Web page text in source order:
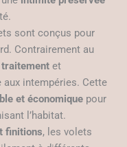
sont conçus pour
Contrairement au
et
aux intempéries. Cette
et économique pour
l’habitat.
finitions, les volets